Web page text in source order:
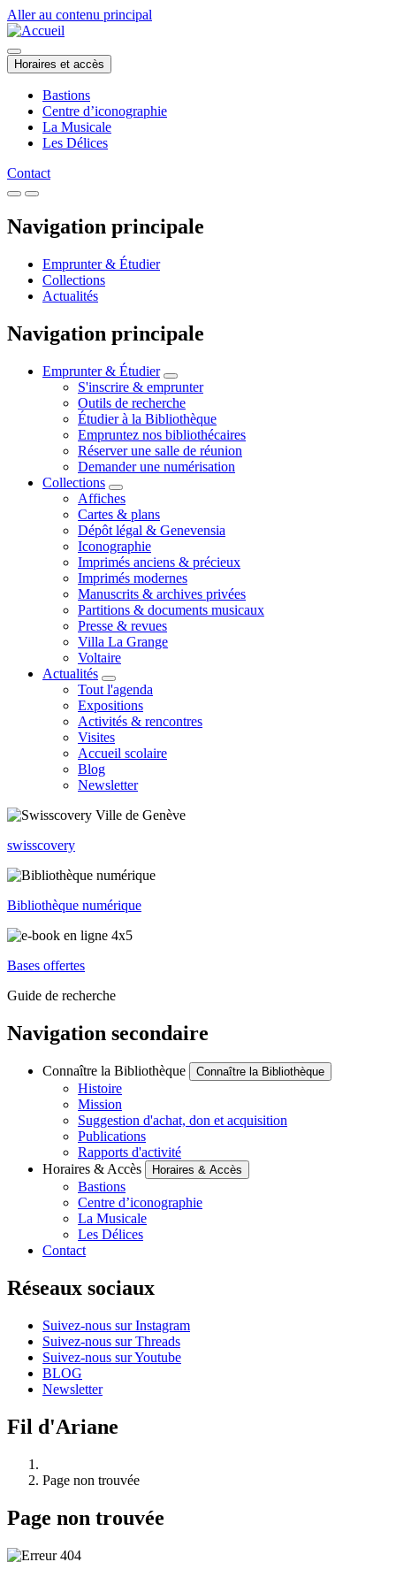
Aller au contenu principal
Horaires et accès
Bastions
Centre d’iconographie
La Musicale
Les Délices
Contact
Navigation principale
Emprunter & Étudier
Collections
Actualités
Navigation principale
Emprunter & Étudier
S'inscrire & emprunter
Outils de recherche
Étudier à la Bibliothèque
Empruntez nos bibliothécaires
Réserver une salle de réunion
Demander une numérisation
Collections
Affiches
Cartes & plans
Dépôt légal & Genevensia
Iconographie
Imprimés anciens & précieux
Imprimés modernes
Manuscrits & archives privées
Partitions & documents musicaux
Presse & revues
Villa La Grange
Voltaire
Actualités
Tout l'agenda
Expositions
Activités & rencontres
Visites
Accueil scolaire
Blog
Newsletter
swisscovery
Bibliothèque numérique
Bases offertes
Guide de recherche
Navigation secondaire
Connaître la Bibliothèque Connaître la Bibliothèque
Histoire
Mission
Suggestion d'achat, don et acquisition
Publications
Rapports d'activité
Horaires & Accès
Horaires & Accès
Bastions
Centre d’iconographie
La Musicale
Les Délices
Contact
Réseaux sociaux
Suivez-nous sur Instagram
Suivez-nous sur Threads
Suivez-nous sur Youtube
BLOG
Newsletter
Fil d'Ariane
Page non trouvée
Page non trouvée